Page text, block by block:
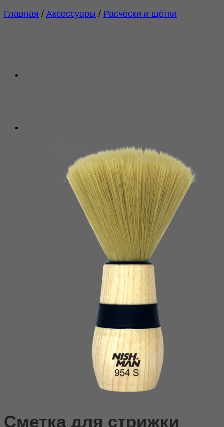
Главная / Аксессуары / Расчёски и щётки
Сметка для стрижки